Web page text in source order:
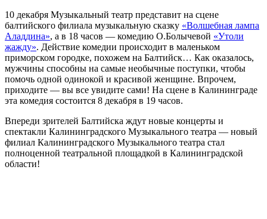
10 декабря Музыкальный театр представит на сцене
балтийского филиала музыкальную сказку «Волшебная лампа
Аладдина», а в 18 часов — комедию О.Болычевой «Утоли
жажду». Действие комедии происходит в маленьком
приморском городке, похожем на Балтийск… Как оказалось,
мужчины способны на самые необычные поступки, чтобы
помочь одной одинокой и красивой женщине. Впрочем,
приходите — вы все увидите сами! На сцене в Калининграде
эта комедия состоится 8 декабря в 19 часов.
Впереди зрителей Балтийска ждут новые концерты и
спектакли Калининградского Музыкального театра — новый
филиал Калининградского Музыкального театра стал
полноценной театральной площадкой в Калининградской
области!